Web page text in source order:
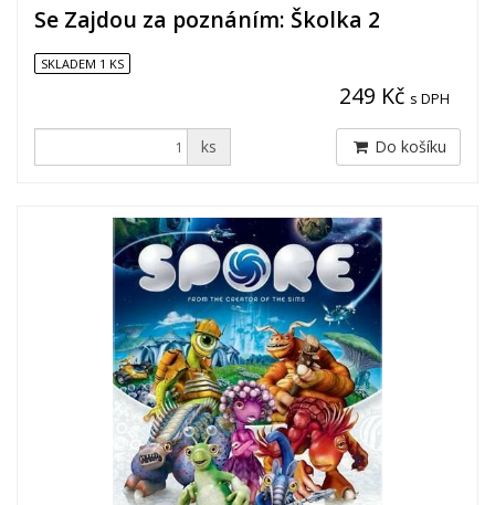
Se Zajdou za poznáním: Školka 2
SKLADEM 1 KS
249 Kč s DPH
ks Do košíku